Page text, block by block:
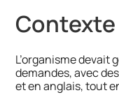
Contexte
L’organisme devait
demandes, avec
et en anglais, tout